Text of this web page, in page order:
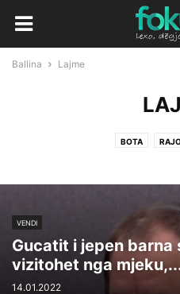
Ballina Lajme
BOTA
VENDI
Gucatit i jepen barna
vizitohet nga
14.01.2022